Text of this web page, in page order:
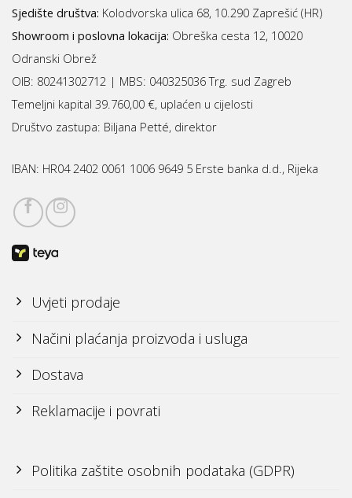
Sjedište društva: Kolodvorska ulica 68, 10.290 Zaprešić (HR)
Showroom i poslovna lokacija: Obreška cesta 12, 10020
Odranski Obrež
OIB: 80241302712 | MBS: 040325036 Trg. sud Zagreb
Temeljni kapital 39.760,00 €, uplaćen u cijelosti
Društvo zastupa: Biljana Petté, direktor
IBAN: HR04 2402 0061 1006 9649 5 Erste banka d.d., Rijeka
Uvjeti prodaje
Načini plaćanja proizvoda i usluga
Dostava
Reklamacije i povrati
Politika zaštite osobnih podataka (GDPR)